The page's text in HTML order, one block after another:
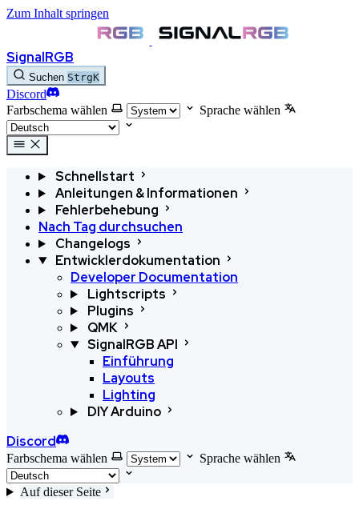
Zum Inhalt springen
SignalRGB
Suchen StrgK
Discord
Farbschema wählen
Sprache wählen
Schnellstart
Anleitungen & Informationen
Fehlerbehebung
Nach Tag durchsuchen
Changelogs
Entwicklerdokumentation
Developer Documentation
Lightscripts
Plugins
QMK
SignalRGB API
Einführung
Layouts
Lighting
DIY Arduino
Discord
Farbschema wählen Sprache wählen
Auf dieser Seite